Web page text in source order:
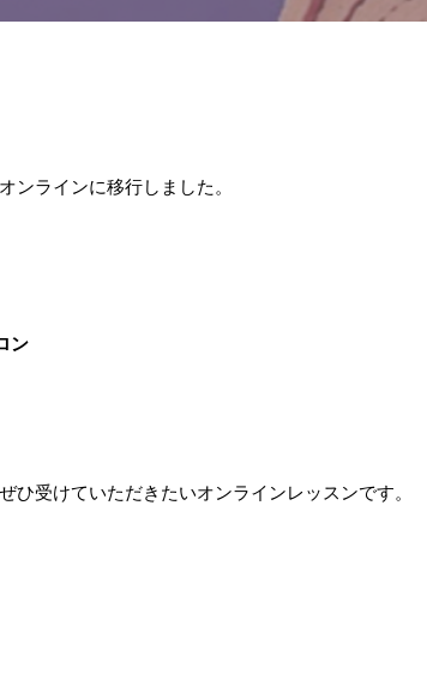
ンラインに移行しました。
ン
ひ受けていただきたいオンラインレッスンです。